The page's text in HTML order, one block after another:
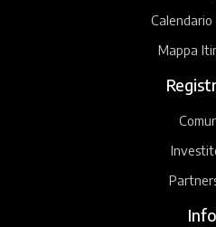
Mappa
Info